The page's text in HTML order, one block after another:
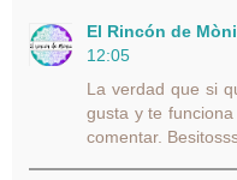
El Rincón de
12:05
La verdad que si
gusta y te
comentar.